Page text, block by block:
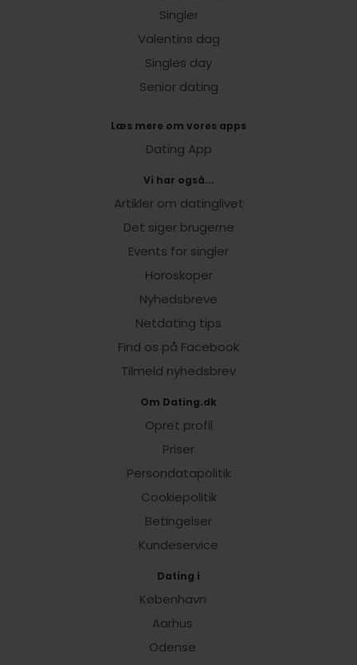
Singler
Valentins dag
Singles day
Senior dating
Læs mere om vores apps
Dating App
Vi har også...
Artikler om datinglivet
Det siger brugerne
Events for singler
Horoskoper
Nyhedsbreve
Netdating tips
Find os på Facebook
Tilmeld nyhedsbrev
Om Dating.dk
Opret profil
Priser
Persondatapolitik
Cookiepolitik
Betingelser
Kundeservice
Dating i
København
Aarhus
Odense